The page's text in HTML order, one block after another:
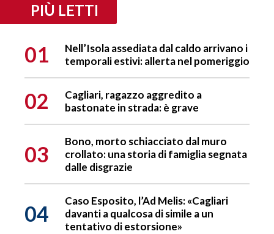
PIÙ LETTI
01
Nell’Isola assediata dal caldo arrivano i
temporali estivi: allerta nel pomeriggio
02
Cagliari, ragazzo aggredito a
bastonate in strada: è grave
03
Bono, morto schiacciato dal muro
crollato: una storia di famiglia segnata
dalle disgrazie
04
Caso Esposito, l’Ad Melis: «Cagliari
davanti a qualcosa di simile a un
tentativo di estorsione»